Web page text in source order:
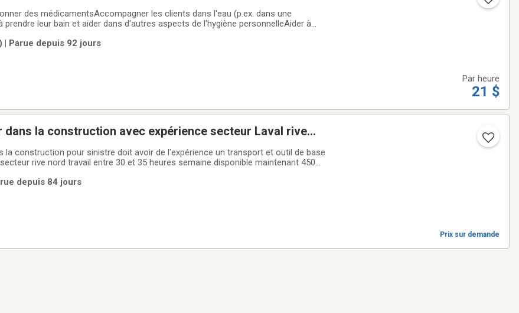
des médicamentsAccompagner les clients dans l'eau (p.ex. dans une
prendre leur bain et aider dans d'autres aspects de l'hygiène personnelleAider à
de petits
| Parue depuis 92 jours
Par heure
21 $
dans la construction avec expérience secteur Laval rive
la construction pour sinistre doit avoir de l'expérience un transport et outil de base
rive nord travail entre 30 et 35 heures semaine disponible maintenant 450
depuis 84 jours
Prix sur demande